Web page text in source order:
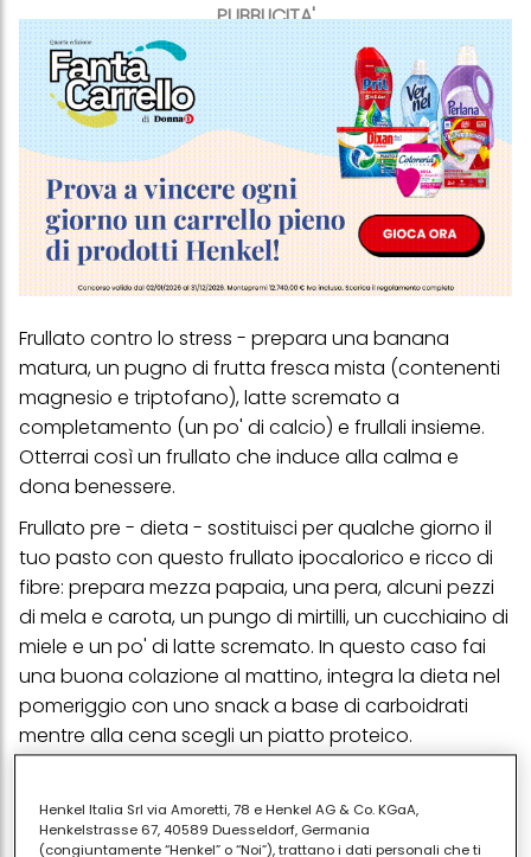
PUBBLICITA'
Frullato contro lo stress - prepara una banana
matura, un pugno di frutta fresca mista (contenenti
magnesio e triptofano), latte scremato a
completamento (un po' di calcio) e frullali insieme.
Otterrai così un frullato che induce alla calma e
dona benessere.
Frullato pre - dieta - sostituisci per qualche giorno il
tuo pasto con questo frullato ipocalorico e ricco di
fibre: prepara mezza papaia, una pera, alcuni pezzi
di mela e carota, un pungo di mirtilli, un cucchiaino di
miele e un po' di latte scremato. In questo caso fai
una buona colazione al mattino, integra la dieta nel
pomeriggio con uno snack a base di carboidrati
mentre alla cena scegli un piatto proteico.
assumere cinque porzioni di frutta ed ortaggi al
giorno per potenziare le difese immunitarie, ma
Henkel Italia Srl via Amoretti, 78 e Henkel AG & Co. KGaA,
Henkelstrasse 67, 40589 Duesseldorf, Germania
(congiuntamente “Henkel” o “Noi”), trattano i dati personali che ti